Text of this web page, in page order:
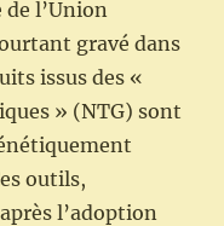
de l’Union
gravé dans
issus des «
» (NTG) sont
outils,
l’adoption